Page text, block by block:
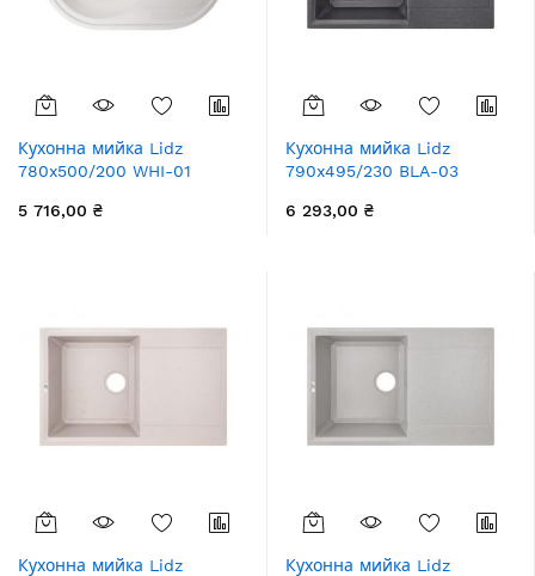
Кухонна мийка Lidz
780x500/200 WHI-01
5 716,00 ₴
Кухонна мийка Lidz
790x495/230 BLA-03
6 293,00 ₴
Кухонна мийка Lidz
Кухонна мийка Lidz